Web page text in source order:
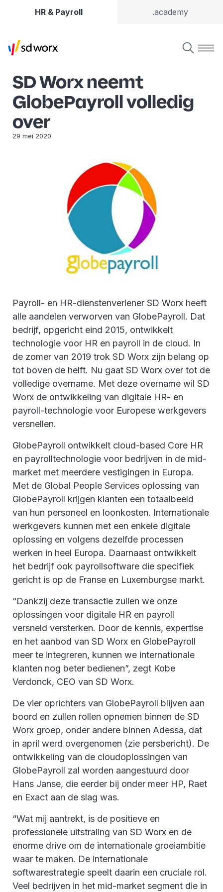
HR & Payroll .academy
SD Worx neemt
GlobePayroll volledig
over
29 mei 2020
Payroll- en HR-dienstenverlener SD Worx heeft
alle aandelen verworven van GlobePayroll. Dat
bedrijf, opgericht eind 2015, ontwikkelt
technologie voor HR en payroll in de cloud. In
de zomer van 2019 trok SD Worx zijn belang op
tot boven de helft. Nu gaat SD Worx over tot de
volledige overname. Met deze overname wil SD
Worx de ontwikkeling van digitale HR- en
payroll-technologie voor Europese werkgevers
versnellen.
GlobePayroll ontwikkelt cloud-based Core HR
en payrolltechnologie voor bedrijven in de mid-
market met meerdere vestigingen in Europa.
Met de Global People Services oplossing van
GlobePayroll krijgen klanten een totaalbeeld
van hun personeel en loonkosten. Internationale
werkgevers kunnen met een enkele digitale
oplossing en volgens dezelfde processen
werken in heel Europa. Daarnaast ontwikkelt
het bedrijf ook payrollsoftware die specifiek
gericht is op de Franse en Luxemburgse markt.
“Dankzij deze transactie zullen we onze
oplossingen voor digitale HR en payroll
versneld versterken. Door de kennis, expertise
en het aanbod van SD Worx en GlobePayroll
meer te integreren, kunnen we internationale
klanten nog beter bedienen”, zegt Kobe
Verdonck, CEO van SD Worx.
De vier oprichters van GlobePayroll blijven aan
boord en zullen rollen opnemen binnen de SD
Worx groep, onder andere binnen Adessa, dat
in april werd overgenomen (zie persbericht). De
ontwikkeling van de cloudoplossingen van
GlobePayroll zal worden aangestuurd door
Hans Janse, die eerder bij onder meer HP, Raet
en Exact aan de slag was.
“Wat mij aantrekt, is de positieve en
professionele uitstraling van SD Worx en de
enorme drive om de internationale groeiambitie
waar te maken. De internationale
softwarestrategie speelt daarin een cruciale rol.
Veel bedrijven in het mid-market segment die in